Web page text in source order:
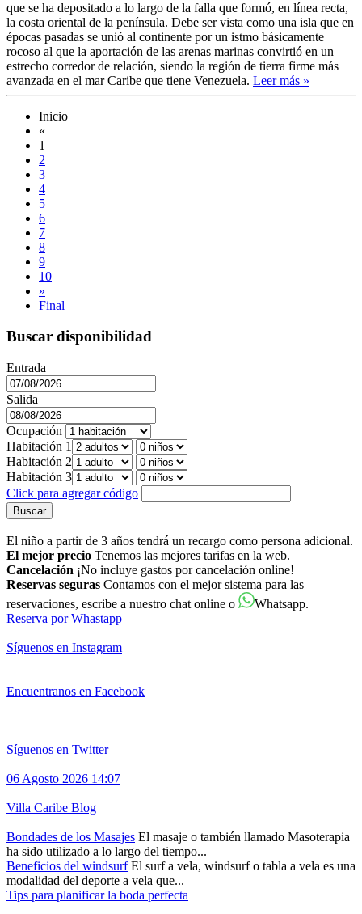
que se ha depositado a lo largo de la falla que formó, en línea recta,
la costa oriental de la península. Debe ser vista como una isla que en
épocas pasadas se unió al continente por un istmo básicamente
rocoso al que la aportación de las arenas marinas convirtió en un
estrecho corredor de relación, siendo la región de tierra firme más
avanzada en el mar Caribe que tiene Venezuela. Leer más »
Inicio
«
1
2
3
4
5
6
7
8
9
10
»
Final
Buscar disponibilidad
Entrada
Salida
Ocupación
Habitación 1
Habitación 2
Habitación 3
Click para agregar código
Buscar
El niño a partir de 3 años tendrá un recargo como persona adicional.
El mejor precio Tenemos las mejores tarifas en la web.
Cancelación ¡No incluye gastos por cancelación online!
Reservas seguras Contamos con el mejor sistema para las
reservaciones, escribe a nuestro chat online o
Whatsapp.
Reserva por Whastapp
Síguenos en Instagram
Encuentranos en Facebook
Síguenos en Twitter
06 Agosto 2026 14:07
Villa Caribe Blog
Bondades de los Masajes El masaje o también llamado Masoterapia
ha sido utilizado a lo largo del tiempo...
Beneficios del windsurf El surf a vela, windsurf o tabla a vela es una
modalidad del deporte a vela que...
Tips para planificar la boda perfecta